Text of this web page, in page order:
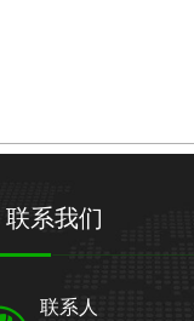
联系我们
联系人